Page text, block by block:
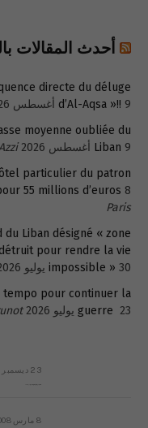
أحدث المقالات
directe du déluge
d’Al-Aqsa »!! 9 أغسطس 2026
moyenne oubliée du
Liban 9 أغسطس 2026
particulier du patron
55 millions d’euros 8 أغسطس 2026
Paris
Liban désigné « zone
pour rendre la vie
impossible » 30 يوليو 2026
pour continuer la
guerre 23 يوليو 2026
23 ديسمبر 2011
8 مارس 2008